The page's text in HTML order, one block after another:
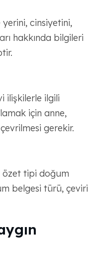
cinsiyetini,
hakkında bilgileri
ilişkilerle ilgili
için anne,
gerekir.
özet tipi doğum
belgesi türü, çeviri